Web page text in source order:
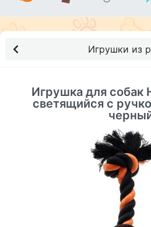
Игрушки из
Игрушка для собак
светящийся с